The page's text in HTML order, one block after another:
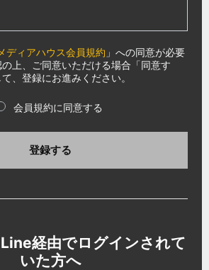
ディアハウス会員規約 」への同意が必要
上、ご同意いただける場合「同意す
、登録にお進みください。
会員規約に同意する
登録する
経由でログインされて
いた方へ